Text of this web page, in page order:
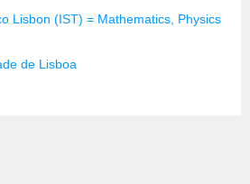
Lisbon (IST) = Mathematics, Physics
de Lisboa